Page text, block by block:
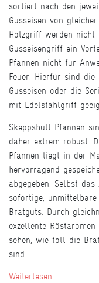
sortiert nach den
Gusseisen von
Holzgriff werden nicht
Gusseisengriff ein
Pfannen nicht für
Feuer. Hierfür sind
Gusseisen oder die
mit Edelstahlgriff
Skeppshult Pfannen
daher extrem robust.
Pfannen liegt in der
hervorragend
abgegeben. Selbst
sofortige,
Bratguts. Durch
exzellente
sehen, wie toll die
sind.
Weiterlesen...